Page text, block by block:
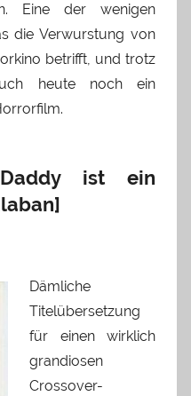
Eine der wenigen
die Verwurstung von
betrifft, und trotz
heute noch ein
ist ein
Dämliche
Titelübersetzung
für einen wirklich
grandiosen
Crossover-